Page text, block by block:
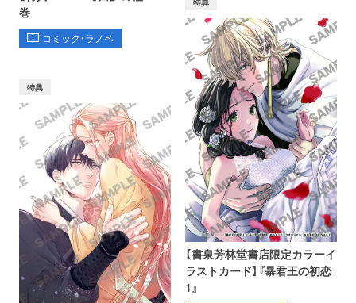
巻
コミック・ラノベ
特典
【書泉芳林堂書店限定カラーイ
ラストカード】『暴君王の初恋
1』